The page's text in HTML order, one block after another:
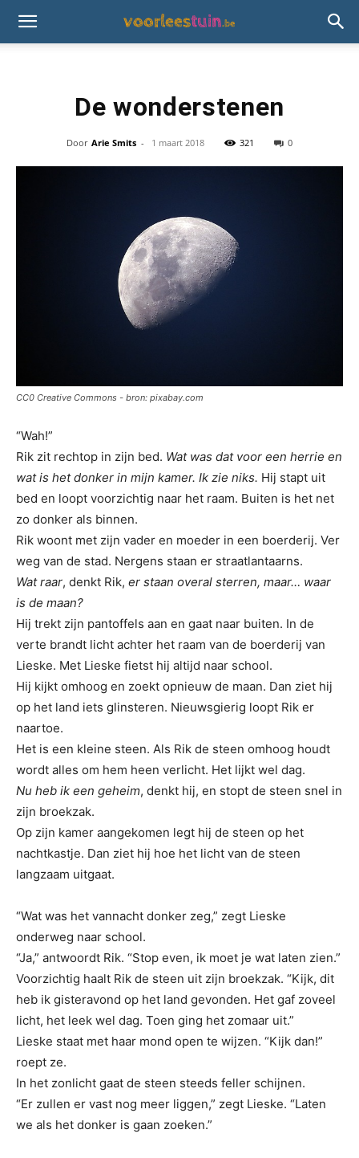
De wonderstenen
Door Arie Smits - 1 maart 2018 321 0
CC0 Creative Commons - bron: pixabay.com
“Wah!”
Rik zit rechtop in zijn bed. Wat was dat voor een herrie en
wat is het donker in mijn kamer. Ik zie niks. Hij stapt uit
bed en loopt voorzichtig naar het raam. Buiten is het net
zo donker als binnen.
Rik woont met zijn vader en moeder in een boerderij. Ver
weg van de stad. Nergens staan er straatlantaarns.
Wat raar, denkt Rik, er staan overal sterren, maar… waar
is de maan?
Hij trekt zijn pantoffels aan en gaat naar buiten. In de
verte brandt licht achter het raam van de boerderij van
Lieske. Met Lieske fietst hij altijd naar school.
Hij kijkt omhoog en zoekt opnieuw de maan. Dan ziet hij
op het land iets glinsteren. Nieuwsgierig loopt Rik er
naartoe.
Het is een kleine steen. Als Rik de steen omhoog houdt
wordt alles om hem heen verlicht. Het lijkt wel dag.
Nu heb ik een geheim, denkt hij, en stopt de steen snel in
zijn broekzak.
Op zijn kamer aangekomen legt hij de steen op het
nachtkastje. Dan ziet hij hoe het licht van de steen
langzaam uitgaat.
“Wat was het vannacht donker zeg,” zegt Lieske
onderweg naar school.
“Ja,” antwoordt Rik. “Stop even, ik moet je wat laten zien.”
Voorzichtig haalt Rik de steen uit zijn broekzak. “Kijk, dit
heb ik gisteravond op het land gevonden. Het gaf zoveel
licht, het leek wel dag. Toen ging het zomaar uit.”
Lieske staat met haar mond open te wijzen. “Kijk dan!”
roept ze.
In het zonlicht gaat de steen steeds feller schijnen.
“Er zullen er vast nog meer liggen,” zegt Lieske. “Laten
we als het donker is gaan zoeken.”